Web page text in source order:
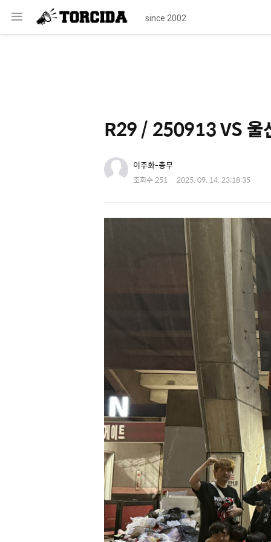
메 since 2002
R29 / 250913 VS 울
유저 이미지이주화-총무
조회수251
작
2025. 09. 14. 23:18:35